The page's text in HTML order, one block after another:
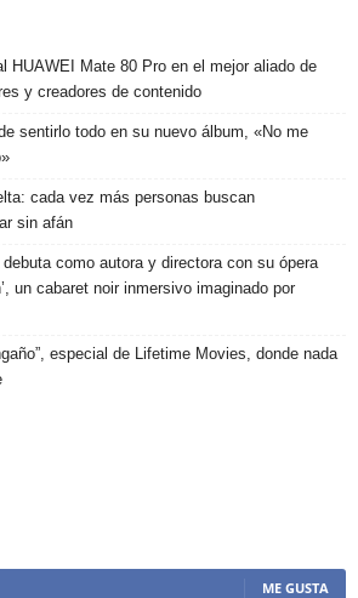
HUAWEI Mate 80 Pro en el mejor aliado de
y creadores de contenido
sentirlo todo en su nuevo álbum, «No me
cada vez más personas buscan
sin afán
como autora y directora con su ópera
un cabaret noir inmersivo imaginado por
especial de Lifetime Movies, donde nada
ME GUSTA